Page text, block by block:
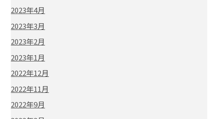
2023年4月
2023年3月
2023年2月
2023年1月
2022年12月
2022年11月
2022年9月